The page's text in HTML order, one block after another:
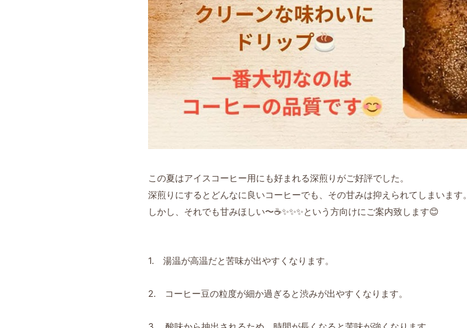
この夏はアイスコーヒー用にも好まれる深煎りがご好評でした。
深煎りにするとどんなに良いコーヒーでも、 その甘みは抑えられてしまいます。
しかし、それでも甘みほしい〜☕️✨✨✨という方向けにご案内致します😊
1. 湯温が高温だと苦味が出やすくなります。
2. コーヒー豆の粒度が細か過ぎると渋みが出やすくなります。